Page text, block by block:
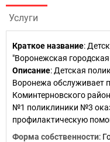
Услуги
Краткое название:
"Воронежская
Описание: Детская
Воронежа обслуживает
Коминтерновского
№1 поликлиники №3
профилактическую
Форма собственности: